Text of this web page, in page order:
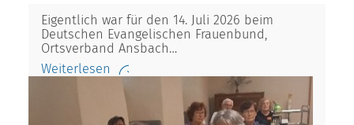
Eigentlich war für den 14. Juli 2026 beim
Deutschen Evangelischen Frauenbund,
Ortsverband Ansbach…
Weiterlesen